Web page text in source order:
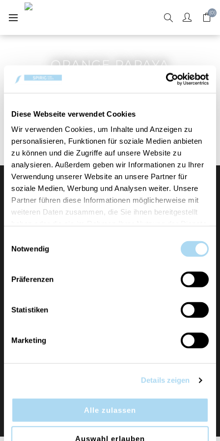
Diese Webseite verwendet Cookies
Wir verwenden Cookies, um Inhalte und Anzeigen zu
personalisieren, Funktionen für soziale Medien anbieten
zu können und die Zugriffe auf unsere Website zu
analysieren. Außerdem geben wir Informationen zu Ihrer
Verwendung unserer Website an unsere Partner für
soziale Medien, Werbung und Analysen weiter. Unsere
Partner führen diese Informationen möglicherweise mit
weiteren Daten zusammen, die Sie ihnen bereitgestellt
Notwendig
Präferenzen
Statistiken
Marketing
Details zeigen
Alle zulassen
Auswahl erlauben
(0)
ORANGE PAPAYA
La Spirig Kerzen AG, con sede a Weinfelden,
Bay Candle, WoodWick e Cerería Mollá come
Profilo